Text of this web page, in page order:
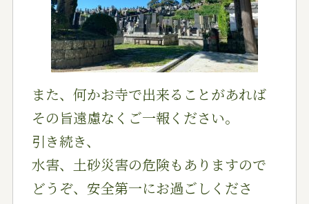
また、何かお寺で出来ることがあれば
その旨遠慮なくご一報ください。
引き続き、
水害、土砂災害の危険もありますので
どうぞ、安全第一にお過ごしくださ